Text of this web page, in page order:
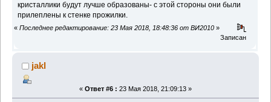
кристаллики будут лучше образованы- с этой стороны они были
прилеплены к стенке прожилки.
« Последнее редактирование: 23 Мая 2018, 18:48:36 от ВИ2010 »
Записан
jakl
« Ответ #6 : 23 Мая 2018, 21:09:13 »